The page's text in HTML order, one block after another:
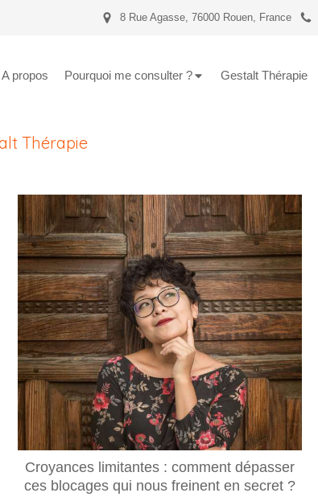
8 Rue Agasse, 76000 Rouen, France
A propos Pourquoi me consulter ? Gestalt Thérapie
Thérapie
Croyances limitantes : comment dépasser
ces blocages qui nous freinent en secret ?